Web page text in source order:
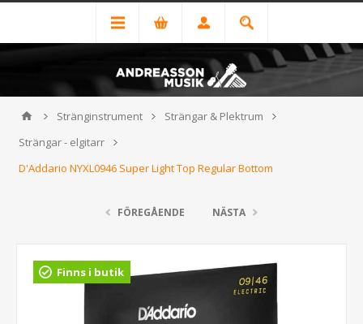
Stränginstrument
Strängar & Plektrum
Strängar - elgitarr
D'Addario NYXL0946 Super Light Top Regular Bottom
FÖREGÅENDE NÄSTA
Finns i butik